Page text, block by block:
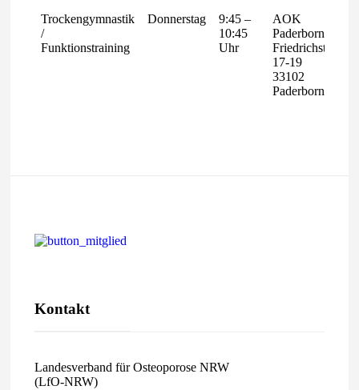
Trockengymnastik
/
Funktionstraining
Donnerstag
9:45 –
10:45
Uhr
AOK
Paderborn
Friedrichstr.
17-19
33102
Paderborn
Kontakt
Landesverband für Osteoporose NRW
(LfO-NRW)